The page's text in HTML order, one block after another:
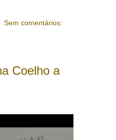
Sem comentários:
Coelho a